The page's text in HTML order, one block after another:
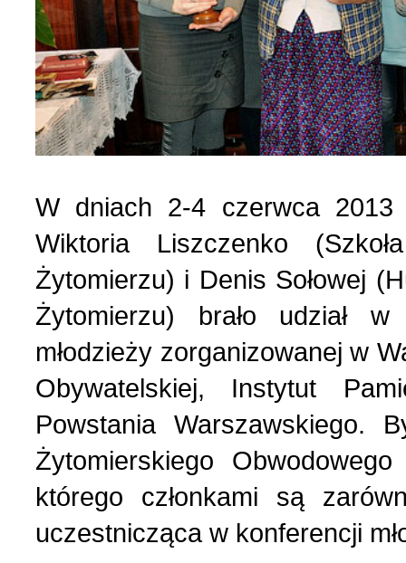
Polityka (10)
Polski biznes w
Pomoc charytatywna (1)
Prezentacja (5)
Realia ukraińskie (17)
Rocznice (1)
Spotkania (1)
Strona poetycka (1)
Strona religijna (18)
4 (143) 2020 r. (1)
3 (142) 2020 r. (3)
2 (141) 2020 r. (2)
W dniach 2-4 czerwca
Wiktoria Liszczenko
Żytomierzu) i Denis Sołowej
Żytomierzu) brało udział
młodzieży zorganizowanej w
Obywatelskiej, Instytut
Powstania Warszawskiego.
Żytomierskiego
którego członkami są
uczestnicząca w konferencji